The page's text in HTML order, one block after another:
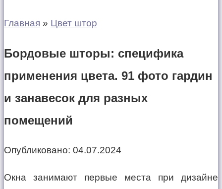
Главная » Цвет штор
Бордовые шторы: специфика
применения цвета. 91 фото гардин
и занавесок для разных
помещений
Опубликовано: 04.07.2024
Окна занимают первые места при дизайне